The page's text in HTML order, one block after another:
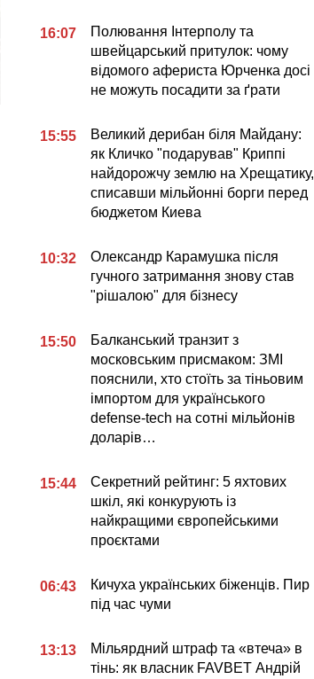
16:07
Полювання Інтерполу та
швейцарський притулок: чому
відомого афериста Юрченка досі
не можуть посадити за ґрати
15:55
Великий дерибан біля Майдану:
як Кличко "подарував" Криппі
найдорожчу землю на Хрещатику,
списавши мільйонні борги перед
бюджетом Киева
10:32
Олександр Карамушка після
гучного затримання знову став
"рішалою" для бізнесу
15:50
Балканський транзит з
московським присмаком: ЗМІ
пояснили, хто стоїть за тіньовим
імпортом для українського
defense-tech на сотні мільйонів
доларів…
15:44
Секретний рейтинг: 5 яхтових
шкіл, які конкурують із
найкращими європейськими
проєктами
06:43
Кичуха українських біженців. Пир
під час чуми
13:13
Мільярдний штраф та «втеча» в
тінь: як власник FAVBET Андрій